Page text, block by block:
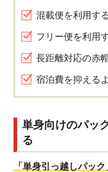
混載便を利用する
フリー便を利用
長距離対応の赤
宿泊費を抑える
単身向けのパッ
る
「単身引っ越しパッ